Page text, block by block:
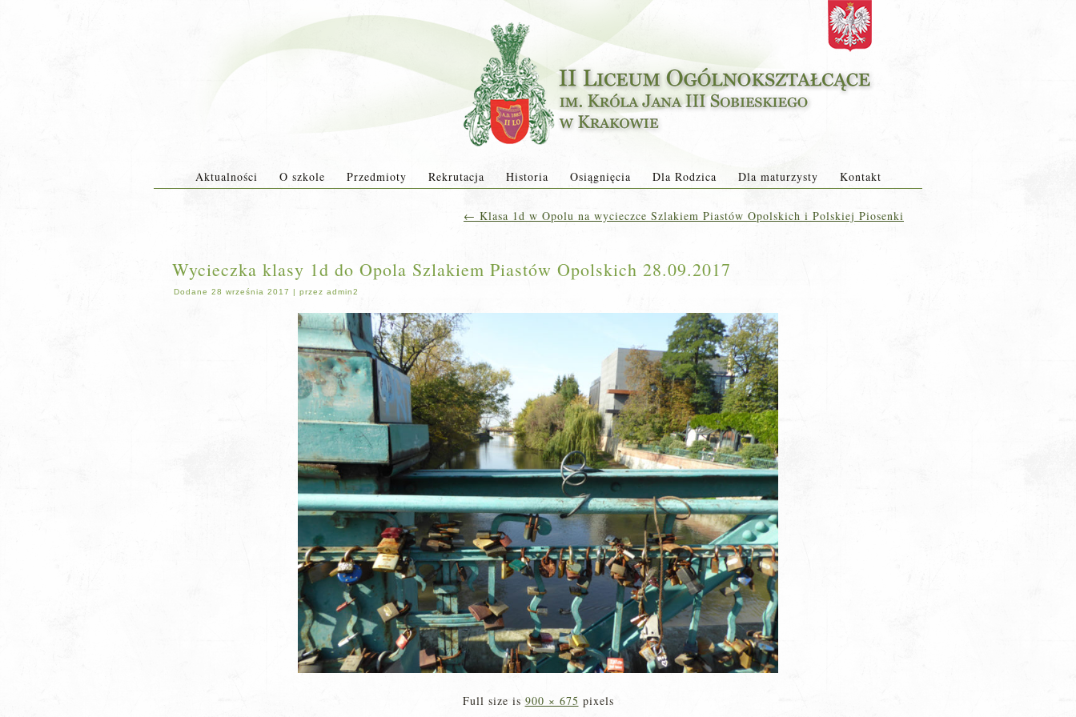
Aktualności O szkole Przedmioty Rekrutacja Historia Osiągnięcia Dla Rodzica Dla maturzysty Kontakt
← Klasa 1d w Opolu na wycieczce Szlakiem Piastów Opolskich i Polskiej Piosenki
Wycieczka klasy 1d do Opola Szlakiem Piastów Opolskich 28.09.2017
Dodane 28 września 2017 | przez admin2
Full size is 900 × 675 pixels